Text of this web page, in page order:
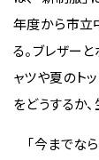
年度から市立
る。ブレザー
ャツや夏のト
をどうするか
「今までな